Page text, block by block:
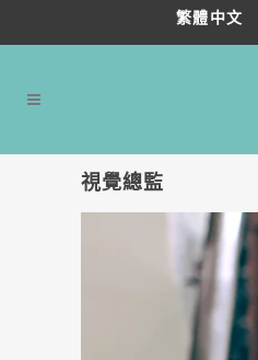
繁體中文
視覺總監